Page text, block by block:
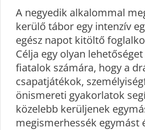
A negyedik alkalommal
kerülő tábor egy intenzív
egész napot kitöltő
Célja egy olyan
fiatalok számára, hogy a
csapatjátékok,
önismereti gyakorlatok
közelebb kerüljenek
megismerhessék egymást